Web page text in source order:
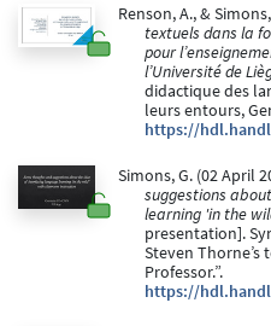
Renson, A., &
textuels dans la
pour
l’Université de
didactique des
leurs entours,
https://
Simons, G. (02 April
suggestions
learning 'in the
presentation].
Steven
Professor.”.
https://